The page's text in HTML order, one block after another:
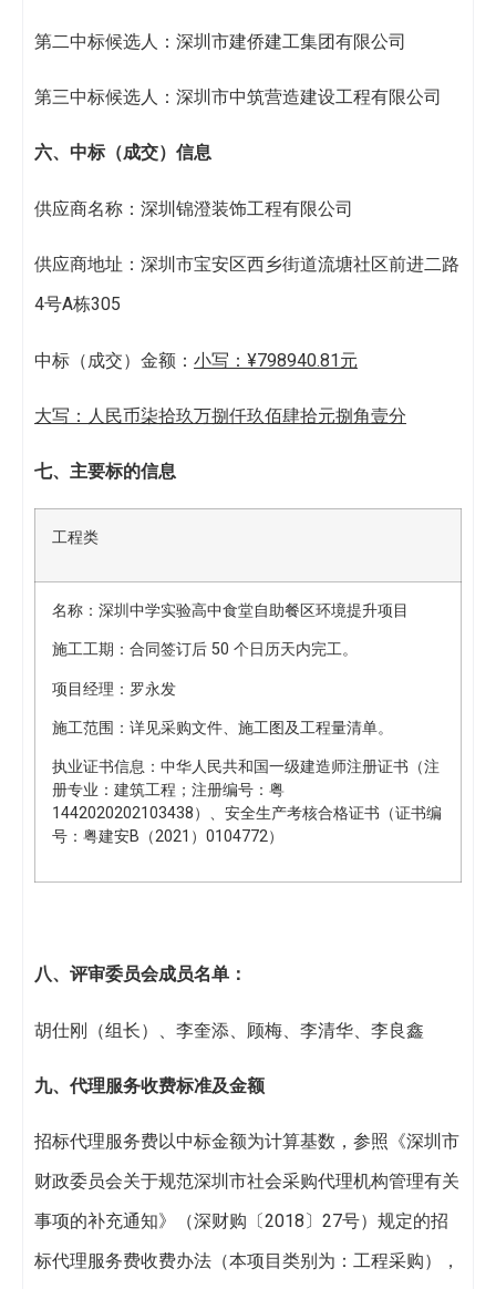
第二中标候选人：深圳市建侨建工集团有限公司
第三中标候选人：深圳市中筑营造建设工程有限公司
六、中标（成交）信息
供应商名称：深圳锦澄装饰工程有限公司
供应商地址：深圳市宝安区西乡街道流塘社区前进二路
4号A栋305
中标（成交）金额： 小写： ¥798940.81元
大写：人民币柒拾玖万捌仟玖佰肆拾元捌角壹分
七、主要标的信息
工程类
名称：深圳中学实验高中食堂自助餐区环境提升项目
施工工期：合同签订后 50 个日历天内完工。
项目经理：罗永发
施工范围：详见采购文件、施工图及工程量清单。
执业证书信息：中华人民共和国一级建造师注册证书（注
册专业：建筑工程；注册编号：粤
1442020202103438）、安全生产考核合格证书（证书编
号：粤建安B（2021）0104772）
八、评审委员会成员名单：
胡仕刚（组长）、李奎添、顾梅、李清华、李良鑫
九、代理服务收费标准及金额
招标代理服务费以中标金额为计算基数，参照《深圳市
财政委员会关于规范深圳市社会采购代理机构管理有关
事项的补充通知》（深财购〔2018〕27号）规定的招
标代理服务费收费办法（本项目类别为：工程采购），